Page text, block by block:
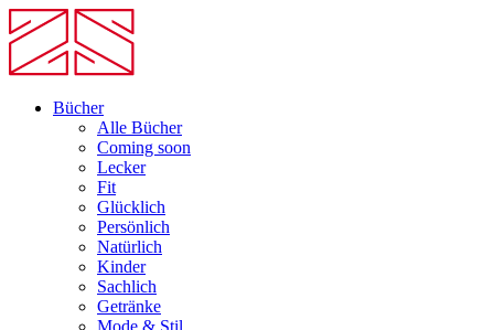
Bücher
Alle Bücher
Coming soon
Lecker
Fit
Glücklich
Persönlich
Natürlich
Kinder
Sachlich
Getränke
Mode & Stil